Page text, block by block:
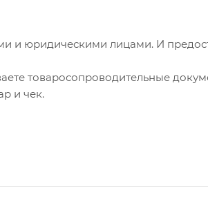
и юридическими лицами. И
товаросопроводительные
и чек.